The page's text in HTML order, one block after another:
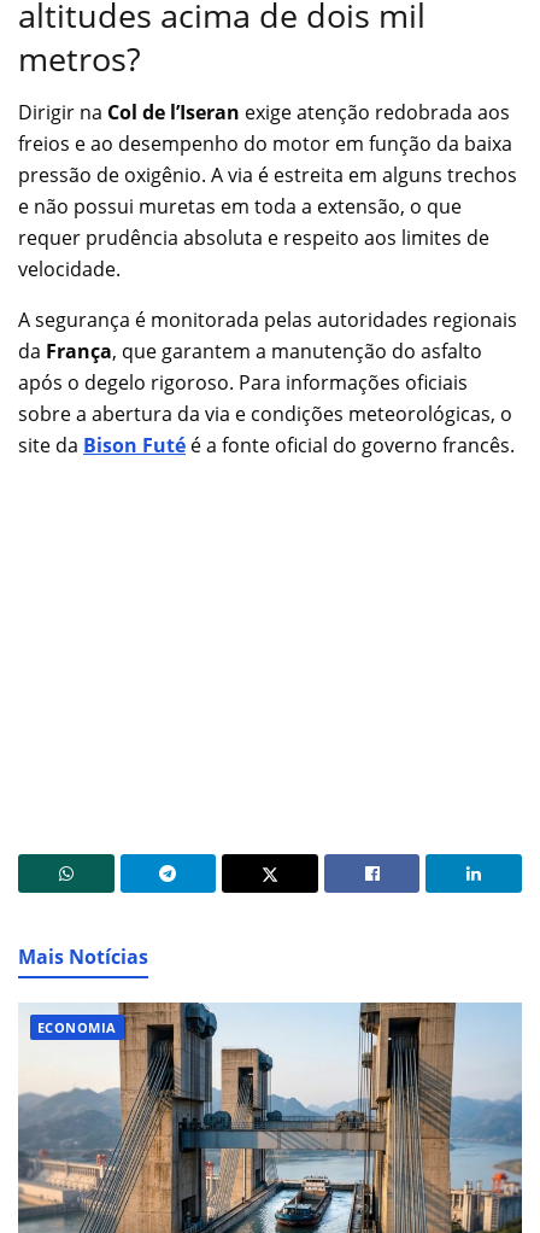
altitudes acima de dois mil
metros?
Dirigir na Col de l’Iseran exige atenção redobrada aos
freios e ao desempenho do motor em função da baixa
pressão de oxigênio. A via é estreita em alguns trechos
e não possui muretas em toda a extensão, o que
requer prudência absoluta e respeito aos limites de
velocidade.
A segurança é monitorada pelas autoridades regionais
da França, que garantem a manutenção do asfalto
após o degelo rigoroso. Para informações oficiais
sobre a abertura da via e condições meteorológicas, o
site da Bison Futé é a fonte oficial do governo francês.
Mais Notícias
ECONOMIA